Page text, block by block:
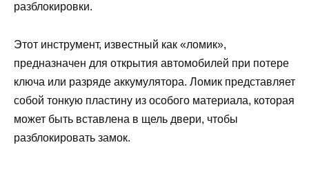
разблокировки.
Этот инструмент, известный как «ломик»,
предназначен для открытия автомобилей при потере
ключа или разряде аккумулятора. Ломик представляет
собой тонкую пластину из особого материала, которая
может быть вставлена в щель двери, чтобы
разблокировать замок.